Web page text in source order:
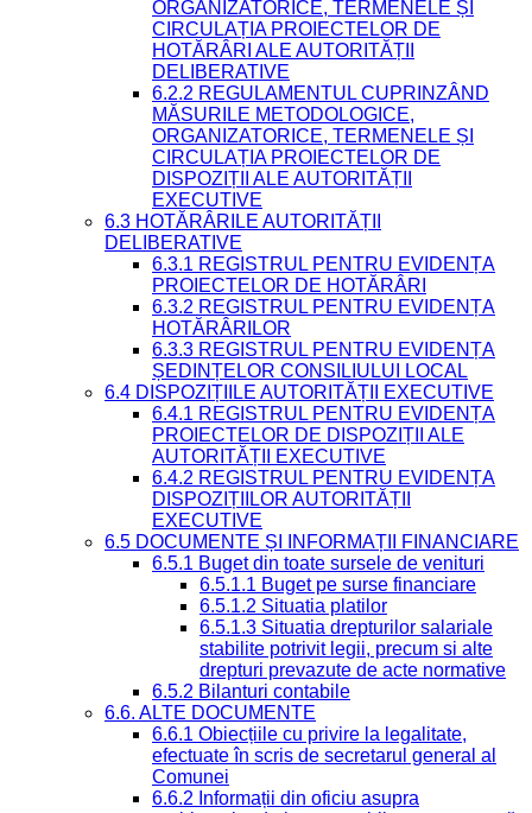
ORGANIZATORICE, TERMENELE ȘI
CIRCULAȚIA PROIECTELOR DE
HOTĂRÂRI ALE AUTORITĂȚII
DELIBERATIVE
6.2.2 REGULAMENTUL CUPRINZÂND
MĂSURILE METODOLOGICE,
ORGANIZATORICE, TERMENELE ȘI
CIRCULAȚIA PROIECTELOR DE
DISPOZIȚII ALE AUTORITĂȚII
EXECUTIVE
6.3 HOTĂRÂRILE AUTORITĂȚII
DELIBERATIVE
6.3.1 REGISTRUL PENTRU EVIDENȚA
PROIECTELOR DE HOTĂRÂRI
6.3.2 REGISTRUL PENTRU EVIDENȚA
HOTĂRÂRILOR
6.3.3 REGISTRUL PENTRU EVIDENȚA
ȘEDINȚELOR CONSILIULUI LOCAL
6.4 DISPOZIȚIILE AUTORITĂȚII EXECUTIVE
6.4.1 REGISTRUL PENTRU EVIDENȚA
PROIECTELOR DE DISPOZIȚII ALE
AUTORITĂȚII EXECUTIVE
6.4.2 REGISTRUL PENTRU EVIDENȚA
DISPOZIȚIILOR AUTORITĂȚII
EXECUTIVE
6.5 DOCUMENTE ȘI INFORMAȚII FINANCIARE
6.5.1 Buget din toate sursele de venituri
6.5.1.1 Buget pe surse financiare
6.5.1.2 Situatia platilor
6.5.1.3 Situatia drepturilor salariale
stabilite potrivit legii, precum si alte
drepturi prevazute de acte normative
6.5.2 Bilanturi contabile
6.6. ALTE DOCUMENTE
6.6.1 Obiecțiile cu privire la legalitate,
efectuate în scris de secretarul general al
Comunei
6.6.2 Informații din oficiu asupra